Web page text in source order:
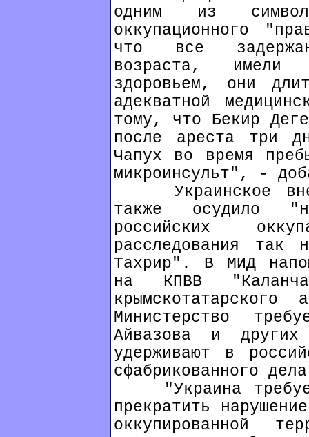
одним из
оккупационного
что все
возраста, имели
здоровьем, они
адекватной
тому, что Бекир
после ареста три
Чапух во время
микроинсульт", -
Украинское
также осудило
российских
расследования так
Тахрир". В МИД
на КПВВ
крымскотатарского
Министерство
Айвазова и
удерживают в
сфабрикованного
"Украина требует
прекратить
оккупированной